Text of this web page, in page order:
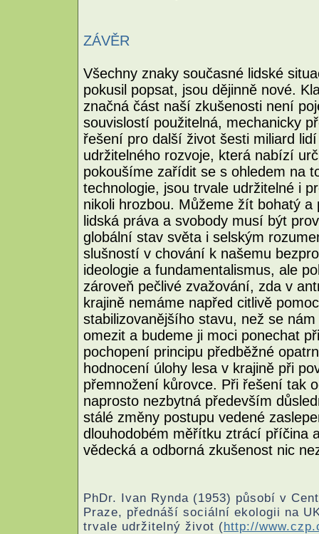
ZÁVĚR
Všechny znaky současné lidské
pokusil popsat, jsou dějinně nové.
značná část naší zkušenosti není
souvislostí použitelná, mechanicky
řešení pro další život šesti miliard
udržitelného rozvoje, která nabízí
pokoušíme zařídit se s ohledem na
technologie, jsou trvale udržitelné i
nikoli hrozbou. Můžeme žít bohatý
lidská práva a svobody musí být
globální stav světa i selským
slušností v chování k našemu
ideologie a fundamentalismus, ale
zároveň pečlivé zvažování, zda v
krajině nemáme napřed citlivě
stabilizovanějšího stavu, než se
omezit a budeme ji moci ponechat
pochopení principu předběžné
hodnocení úlohy lesa v krajině při
přemnožení kůrovce. Při řešení tak
naprosto nezbytná především
stálé změny postupu vedené
dlouhodobém měřítku ztrácí příčina
vědecká a odborná zkušenost nic
PhDr. Ivan Rynda (1953) působí v
Praze, přednáší sociální ekologii na
trvale udržitelný život (http://